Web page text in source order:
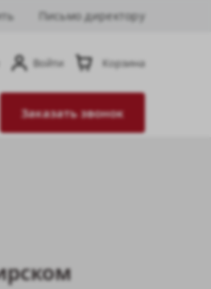
Письмо директору
Войти Корзина
Заказать звонок